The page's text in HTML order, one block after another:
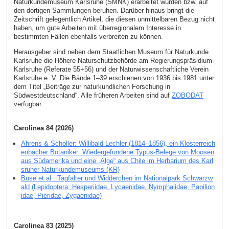
Naturkundemuseum Karlsruhe (SMNK) erarbeitet wurden bzw. auf
den dortigen Sammlungen beruhen. Darüber hinaus bringt die
Zeitschrift gelegentlich Artikel, die diesen unmittelbaren Bezug nicht
haben, um gute Arbeiten mit überregionalem Interesse in
bestimmten Fällen ebenfalls verbreiten zu können.
Herausgeber sind neben dem Staatlichen Museum für Naturkunde
Karlsruhe die Höhere Naturschutzbehörde am Regierungspräsidium
Karlsruhe (Referate 55+56) und der Naturwissenschaftliche Verein
Karlsruhe e. V. Die Bände 1–39 erschienen von 1936 bis 1981 unter
dem Titel „Beiträge zur naturkundlichen Forschung in
Südwestdeutschland“. Alle früheren Arbeiten sind auf ZOBODAT
verfügbar.
Carolinea 84 (2026)
Ahrens & Scholler: Willibald Lechler (1814–1856), ein Klosterreich
enbacher Botaniker: Wiedergefundene Typus-Belege von Moosen
aus Südamerika und eine „Alge“ aus Chile im Herbarium des Karl
sruher Naturkundemuseums (KR)
Buse et al.: Tagfalter und Widderchen im Nationalpark Schwarzw
ald (Lepidoptera: Hesperiidae, Lycaenidae, Nymphalidae, Papilion
idae, Pieridae, Zygaenidae)
Carolinea 83 (2025)